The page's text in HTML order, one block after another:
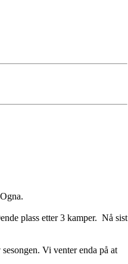
plass etter 3 kamper. Nå sist
Vi venter enda på at